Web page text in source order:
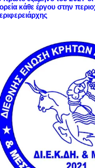
κάθε έργου στην